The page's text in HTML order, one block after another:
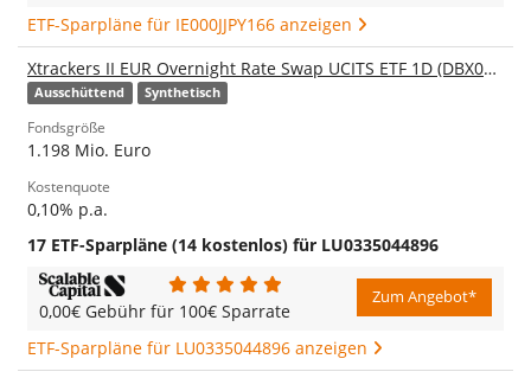
ETF-Sparpläne für IE000JJPY166 anzeigen
Xtrackers II EUR Overnight Rate Swap UCITS ETF 1D (DBX0A2)
Ausschüttend Synthetisch
Fondsgröße
1.198 Mio. Euro
Kostenquote
0,10% p.a.
17 ETF-Sparpläne (14 kostenlos) für LU0335044896
0,00€ Gebühr für 100€ Sparrate
Zum Angebot*
ETF-Sparpläne für LU0335044896 anzeigen